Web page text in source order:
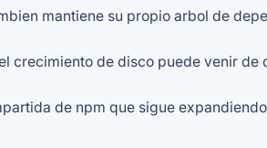
mantiene su propio arbol de
crecimiento de disco puede venir de
de npm que sigue